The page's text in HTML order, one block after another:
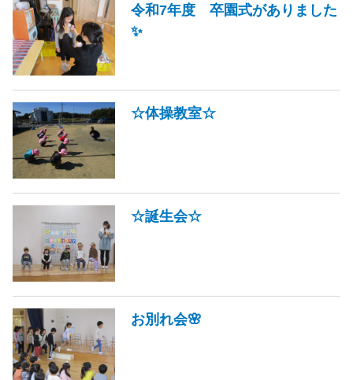
令和7年度 卒園式がありました
✨
☆体操教室☆
☆誕生会☆
お別れ会🌸